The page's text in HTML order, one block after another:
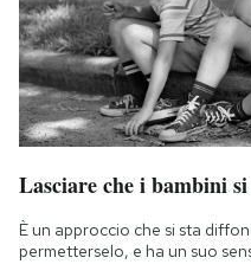
Lasciare che i bambini si
È un approccio che si sta
permetterselo, e ha un suo